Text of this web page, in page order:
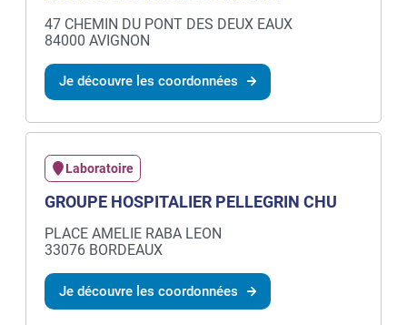
47 CHEMIN DU PONT DES DEUX EAUX
84000 AVIGNON
Je découvre les coordonnées
Laboratoire
GROUPE HOSPITALIER PELLEGRIN CHU
PLACE AMELIE RABA LEON
33076 BORDEAUX
Je découvre les coordonnées